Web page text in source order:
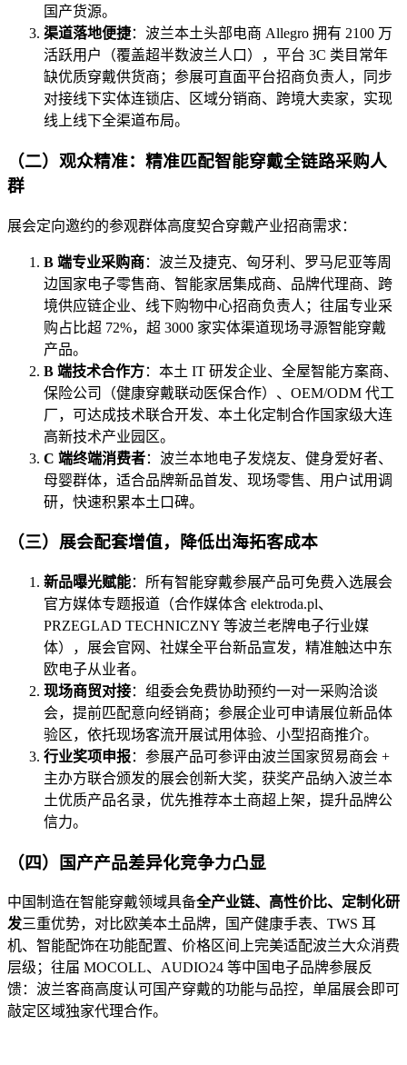
国产货源。
渠道落地便捷：波兰本土头部电商 Allegro 拥有 2100 万
活跃用户（覆盖超半数波兰人口），平台 3C 类目常年
缺优质穿戴供货商；参展可直面平台招商负责人，同步
对接线下实体连锁店、区域分销商、跨境大卖家，实现
线上线下全渠道布局。
（二）观众精准：精准匹配智能穿戴全链路采购人
群
展会定向邀约的参观群体高度契合穿戴产业招商需求：
B 端专业采购商：波兰及捷克、匈牙利、罗马尼亚等周
边国家电子零售商、智能家居集成商、品牌代理商、跨
境供应链企业、线下购物中心招商负责人；往届专业采
购占比超 72%，超 3000 家实体渠道现场寻源智能穿戴
产品。
B 端技术合作方：本土 IT 研发企业、全屋智能方案商、
保险公司（健康穿戴联动医保合作）、OEM/ODM 代工
厂，可达成技术联合开发、本土化定制合作国家级大连
高新技术产业园区。
C 端终端消费者：波兰本地电子发烧友、健身爱好者、
母婴群体，适合品牌新品首发、现场零售、用户试用调
研，快速积累本土口碑。
（三）展会配套增值，降低出海拓客成本
新品曝光赋能：所有智能穿戴参展产品可免费入选展会
官方媒体专题报道（合作媒体含 elektroda.pl、
PRZEGLAD TECHNICZNY 等波兰老牌电子行业媒
体），展会官网、社媒全平台新品宣发，精准触达中东
欧电子从业者。
现场商贸对接：组委会免费协助预约一对一采购洽谈
会，提前匹配意向经销商；参展企业可申请展位新品体
验区，依托现场客流开展试用体验、小型招商推介。
行业奖项申报：参展产品可参评由波兰国家贸易商会 +
主办方联合颁发的展会创新大奖，获奖产品纳入波兰本
土优质产品名录，优先推荐本土商超上架，提升品牌公
信力。
（四）国产产品差异化竞争力凸显
中国制造在智能穿戴领域具备全产业链、高性价比、定制化研
发三重优势，对比欧美本土品牌，国产健康手表、TWS 耳
机、智能配饰在功能配置、价格区间上完美适配波兰大众消费
层级；往届 MOCOLL、AUDIO24 等中国电子品牌参展反
馈：波兰客商高度认可国产穿戴的功能与品控，单届展会即可
敲定区域独家代理合作。